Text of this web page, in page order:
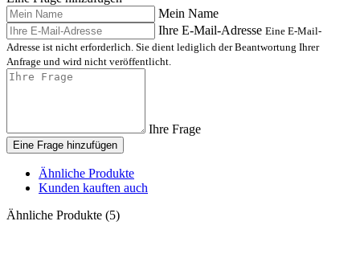
Mein Name
Ihre E-Mail-Adresse Eine E-Mail-
Adresse ist nicht erforderlich. Sie dient lediglich der Beantwortung Ihrer
Anfrage und wird nicht veröffentlicht.
Ihre Frage
Eine Frage hinzufügen
Ähnliche Produkte
Kunden kauften auch
Ähnliche Produkte (5)